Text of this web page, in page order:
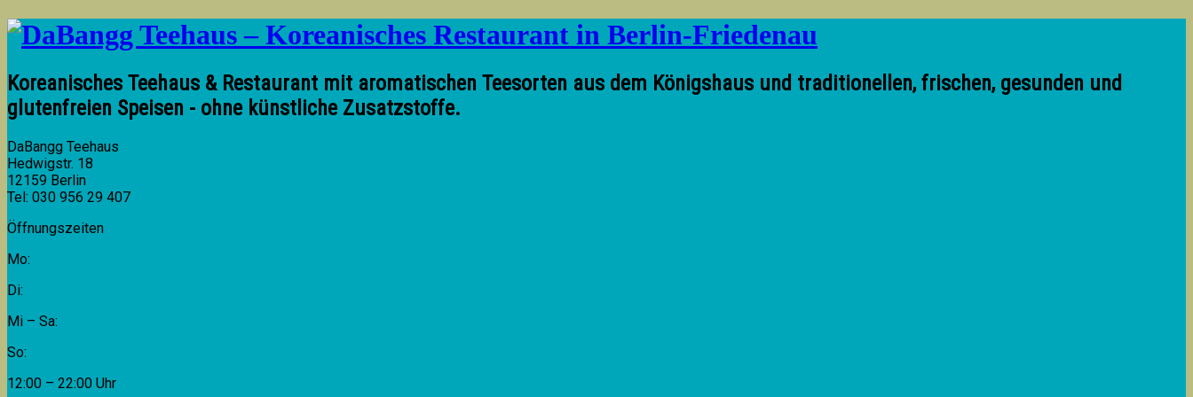
Koreanisches Teehaus & Restaurant mit aromatischen Teesorten aus dem Königshaus und traditionellen, frischen, gesunden und
glutenfreien Speisen - ohne künstliche Zusatzstoffe.
DaBangg Teehaus
Hedwigstr. 18
12159 Berlin
Tel: 030 956 29 407
Öffnungszeiten
Mo:
Di:
Mi – Sa:
So:
12:00 – 22:00 Uhr